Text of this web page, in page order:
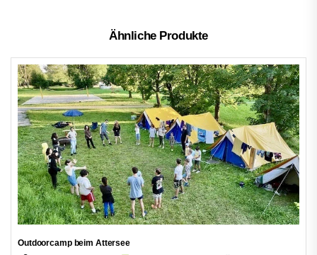
Ähnliche Produkte
Outdoorcamp beim Attersee